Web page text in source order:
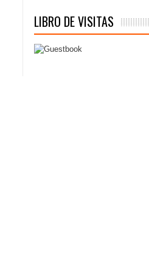
LIBRO DE VISITAS